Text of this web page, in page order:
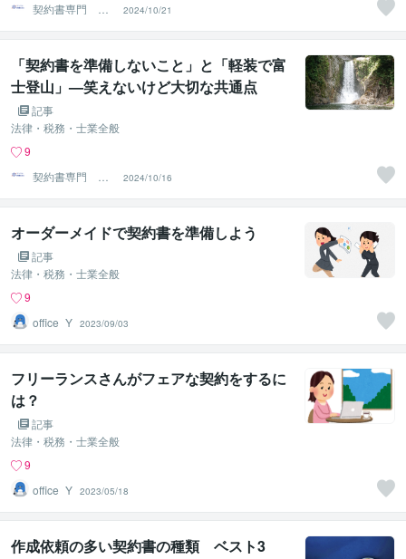
契約書専門 ア
トラス行政書士
法人
2024/10/21
「契約書を準備しないこと」と「軽装で富
士登山」—笑えないけど大切な共通点
記事
法律・税務・士業全般
9
契約書専門 ア
トラス行政書士
法人
2024/10/16
オーダーメイドで契約書を準備しよう
記事
法律・税務・士業全般
9
office_Y 2023/09/03
フリーランスさんがフェアな契約をするに
は？
記事
法律・税務・士業全般
9
office_Y 2023/05/18
作成依頼の多い契約書の種類 ベスト3